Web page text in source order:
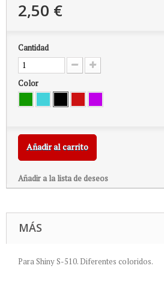
2,50 €
Cantidad
Color
Añadir al carrito
Añadir a la lista de deseos
MÁS
Para Shiny S-510. Diferentes coloridos.